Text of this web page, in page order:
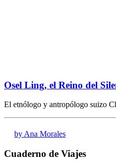
Osel Ling, el Reino del
El etnólogo y antropólogo suizo
by Ana Morales
Cuaderno de Viajes